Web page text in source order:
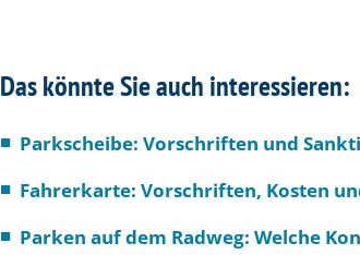
Das könnte Sie auch interessieren:
Parkscheibe: Vorschriften und
Fahrerkarte: Vorschriften, Kosten
Parken auf dem Radweg: Welche